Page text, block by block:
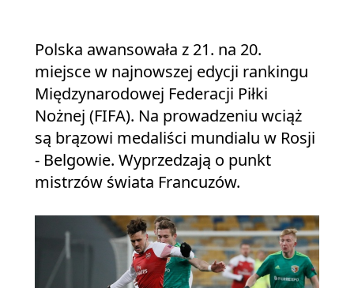
Polska awansowała z 21. na 20.
miejsce w najnowszej edycji rankingu
Międzynarodowej Federacji Piłki
Nożnej (FIFA). Na prowadzeniu wciąż
są brązowi medaliści mundialu w Rosji
- Belgowie. Wyprzedzają o punkt
mistrzów świata Francuzów.